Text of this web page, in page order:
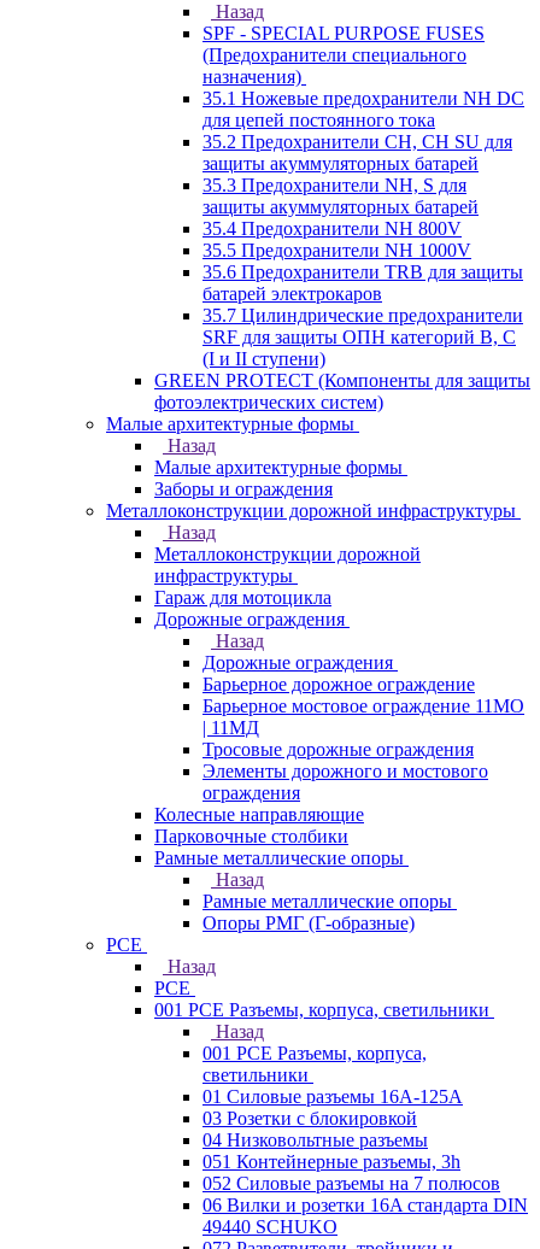
Назад
SPF - SPECIAL PURPOSE FUSES
(Предохранители специального
назначения)
35.1 Ножевые предохранители NH DC
для цепей постоянного тока
35.2 Предохранители CH, CH SU для
защиты акуммуляторных батарей
35.3 Предохранители NH, S для
защиты акуммуляторных батарей
35.4 Предохранители NH 800V
35.5 Предохранители NH 1000V
35.6 Предохранители TRB для защиты
батарей электрокаров
35.7 Цилиндрические предохранители
SRF для защиты ОПН категорий B, C
(I и II ступени)
GREEN PROTECT (Компоненты для защиты
фотоэлектрических систем)
Малые архитектурные формы
Назад
Малые архитектурные формы
Заборы и ограждения
Металлоконструкции дорожной инфраструктуры
Назад
Металлоконструкции дорожной
инфраструктуры
Гараж для мотоцикла
Дорожные ограждения
Назад
Дорожные ограждения
Барьерное дорожное ограждение
Барьерное мостовое ограждение 11МО
| 11МД
Тросовые дорожные ограждения
Элементы дорожного и мостового
ограждения
Колесные направляющие
Парковочные столбики
Рамные металлические опоры
Назад
Рамные металлические опоры
Опоры РМГ (Г-образные)
PCE
Назад
PCE
001 PCE Разъемы, корпуса, светильники
Назад
001 PCE Разъемы, корпуса,
светильники
01 Силовые разъемы 16А-125А
03 Розетки с блокировкой
04 Низковольтные разъемы
051 Контейнерные разъемы, 3h
052 Силовые разъемы на 7 полюсов
06 Вилки и розетки 16A стандарта DIN
49440 SCHUKO